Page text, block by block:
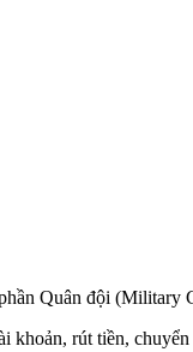
Quân đội (Military
rút tiền,